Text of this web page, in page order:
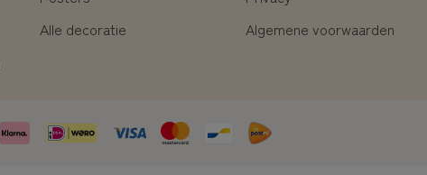
Alle decoratie
Algemene voorwaarden